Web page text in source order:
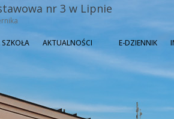
nr 3 w Lipnie
AKTUALNOŚCI E-DZIENNIK